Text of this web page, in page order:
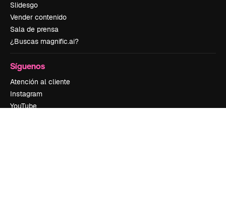
Slidesgo
Vender contenido
Sala de prensa
¿Buscas magnific.ai?
Síguenos
Atención al cliente
Instagram
YouTube